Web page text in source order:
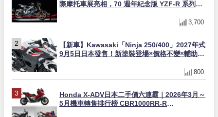
際摩托車展亮相，70 週年紀念版 YZF-R 系列限
3,700
【新車】Kawasaki「Ninja 250/400」2027年式
9月5日日本發售！新塗裝登場×價格不變×輔助滑
800
Honda X-ADV日本二手價六連霸｜2026年3月～
5月機車轉售排行榜 CBR1000RR-R